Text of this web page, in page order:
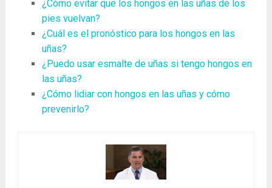
¿Cómo evitar que los hongos en las uñas de los
pies vuelvan?
¿Cuál es el pronóstico para los hongos en las
uñas?
¿Puedo usar esmalte de uñas si tengo hongos en
las uñas?
¿Cómo lidiar con hongos en las uñas y cómo
prevenirlo?